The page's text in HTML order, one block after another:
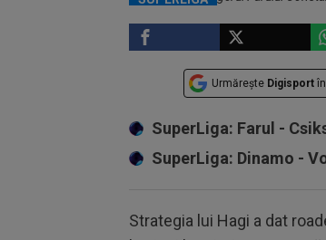
Urmărește Digisport
SuperLiga: Farul -
SuperLiga: Dinamo -
Strategia lui Hagi a dat